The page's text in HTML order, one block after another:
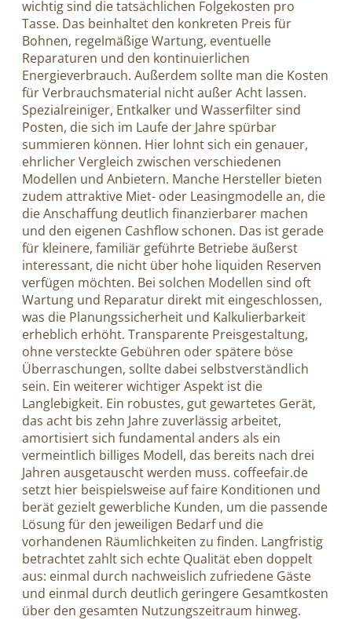
wichtig sind die tatsächlichen Folgekosten pro
Tasse. Das beinhaltet den konkreten Preis für
Bohnen, regelmäßige Wartung, eventuelle
Reparaturen und den kontinuierlichen
Energieverbrauch. Außerdem sollte man die Kosten
für Verbrauchsmaterial nicht außer Acht lassen.
Spezialreiniger, Entkalker und Wasserfilter sind
Posten, die sich im Laufe der Jahre spürbar
summieren können. Hier lohnt sich ein genauer,
ehrlicher Vergleich zwischen verschiedenen
Modellen und Anbietern. Manche Hersteller bieten
zudem attraktive Miet- oder Leasingmodelle an, die
die Anschaffung deutlich finanzierbarer machen
und den eigenen Cashflow schonen. Das ist gerade
für kleinere, familiär geführte Betriebe äußerst
interessant, die nicht über hohe liquiden Reserven
verfügen möchten. Bei solchen Modellen sind oft
Wartung und Reparatur direkt mit eingeschlossen,
was die Planungssicherheit und Kalkulierbarkeit
erheblich erhöht. Transparente Preisgestaltung,
ohne versteckte Gebühren oder spätere böse
Überraschungen, sollte dabei selbstverständlich
sein. Ein weiterer wichtiger Aspekt ist die
Langlebigkeit. Ein robustes, gut gewartetes Gerät,
das acht bis zehn Jahre zuverlässig arbeitet,
amortisiert sich fundamental anders als ein
vermeintlich billiges Modell, das bereits nach drei
Jahren ausgetauscht werden muss. coffeefair.de
setzt hier beispielsweise auf faire Konditionen und
berät gezielt gewerbliche Kunden, um die passende
Lösung für den jeweiligen Bedarf und die
vorhandenen Räumlichkeiten zu finden. Langfristig
betrachtet zahlt sich echte Qualität eben doppelt
aus: einmal durch nachweislich zufriedene Gäste
und einmal durch deutlich geringere Gesamtkosten
über den gesamten Nutzungszeitraum hinweg.